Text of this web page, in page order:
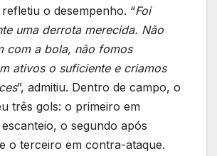
o desempenho. “Foi
uma derrota merecida. Não
com a bola, não fomos
ativos o suficiente e criamos
”, admitiu. Dentro de campo, o
três gols: o primeiro em
o segundo após
o terceiro em contra-ataque.